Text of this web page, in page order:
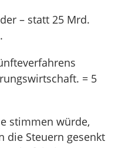
– statt 25 Mrd.
= 5
stimmen würde,
die Steuern gesenkt